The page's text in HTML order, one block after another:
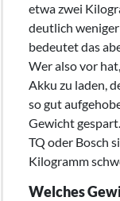
etwa zwei
deutlich
bedeutet das
Wer also vor
Akku zu laden,
so gut
Gewicht
TQ oder Bosch
Kilogramm
Welches